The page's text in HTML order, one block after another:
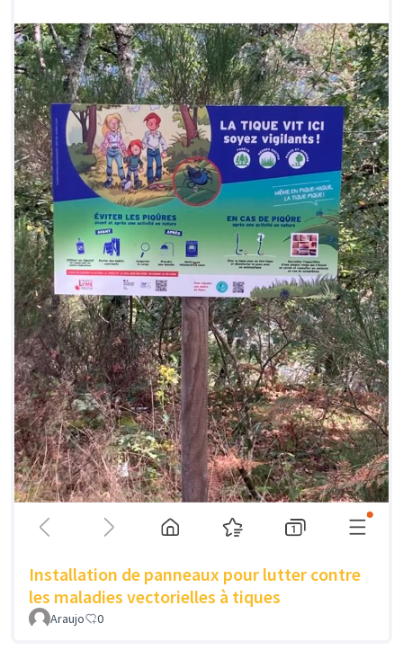
Installation de panneaux pour lutter contre
les maladies vectorielles à tiques
Araujo 0